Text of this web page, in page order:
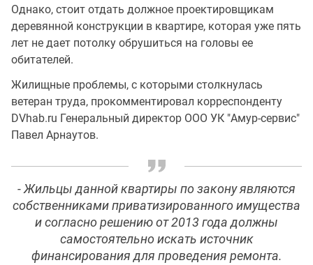
Однако, стоит отдать должное проектировщикам
деревянной конструкции в квартире, которая уже пять
лет не дает потолку обрушиться на головы ее
обитателей.
Жилищные проблемы, с которыми столкнулась
ветеран труда, прокомментировал корреспонденту
DVhab.ru Генеральный директор ООО УК "Амур-сервис"
Павел Арнаутов.
- Жильцы данной квартиры по закону являются
собственниками приватизированного имущества
и согласно решению от 2013 года должны
самостоятельно искать источник
финансирования для проведения ремонта.